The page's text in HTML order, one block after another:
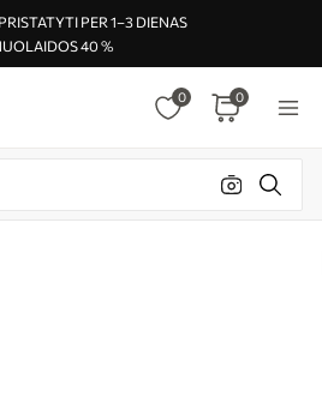
PER 1–3 DIENAS
40 %
0 0